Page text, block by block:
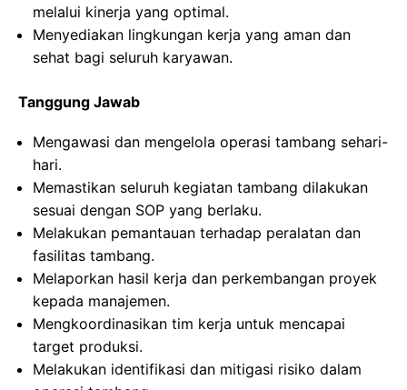
melalui kinerja yang optimal.
Menyediakan lingkungan kerja yang aman dan
sehat bagi seluruh karyawan.
Tanggung Jawab
Mengawasi dan mengelola operasi tambang sehari-
hari.
Memastikan seluruh kegiatan tambang dilakukan
sesuai dengan SOP yang berlaku.
Melakukan pemantauan terhadap peralatan dan
fasilitas tambang.
Melaporkan hasil kerja dan perkembangan proyek
kepada manajemen.
Mengkoordinasikan tim kerja untuk mencapai
target produksi.
Melakukan identifikasi dan mitigasi risiko dalam